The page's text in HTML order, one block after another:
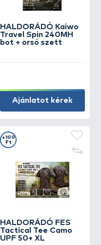
HALDORÁDÓ Kaiwo
Travel Spin 240MH
bot + orsó szett
Ajánlatot kérek
HALDORÁDÓ FES
Tactical Tee Camo
UPF 50+ XL
+100
Ft